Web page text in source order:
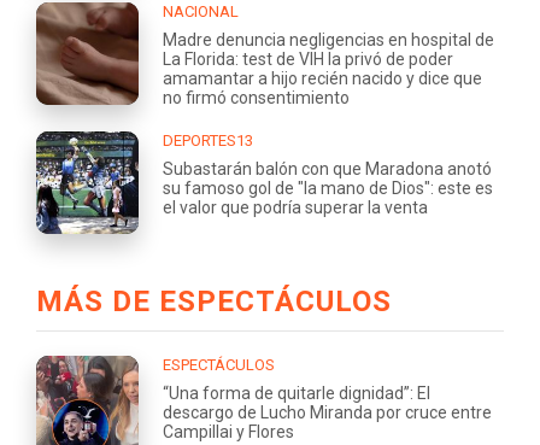
NACIONAL
Madre denuncia negligencias en hospital de
La Florida: test de VIH la privó de poder
amamantar a hijo recién nacido y dice que
no firmó consentimiento
DEPORTES13
Subastarán balón con que Maradona anotó
su famoso gol de "la mano de Dios": este es
el valor que podría superar la venta
MÁS DE ESPECTÁCULOS
ESPECTÁCULOS
“Una forma de quitarle dignidad”: El
descargo de Lucho Miranda por cruce entre
Campillai y Flores